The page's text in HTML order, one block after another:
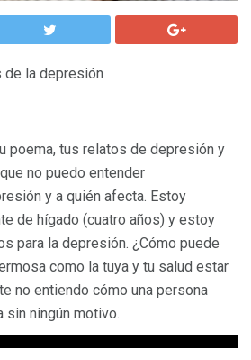
de la depresión
poema, tus relatos de depresión y
no puedo entender
y a quién afecta. Estoy
de hígado (cuatro años) y estoy
para la depresión. ¿Cómo puede
como la tuya y tu salud estar
no entiendo cómo una persona
sin ningún motivo.